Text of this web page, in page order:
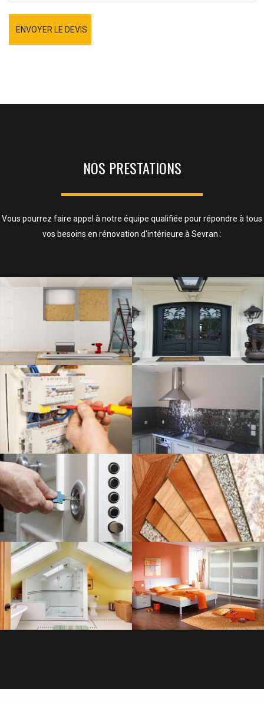
ENVOYER LE DEVIS
NOS PRESTATIONS
Vous pourrez faire appel à notre équipe qualifiée pour répondre à tous
vos besoins en rénovation d'intérieure à Sevran :
ISOLATION, CLOISONS ET FAUX
PLAFOND
ELECTRICITÉ
SAVOIR PLUS
SERRURERIE
SAVOIR PLUS
PLOMBERIE
SAVOIR PLUS